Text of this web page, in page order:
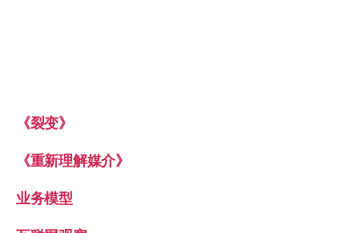
《裂变》
《重新理解媒介》
业务模型